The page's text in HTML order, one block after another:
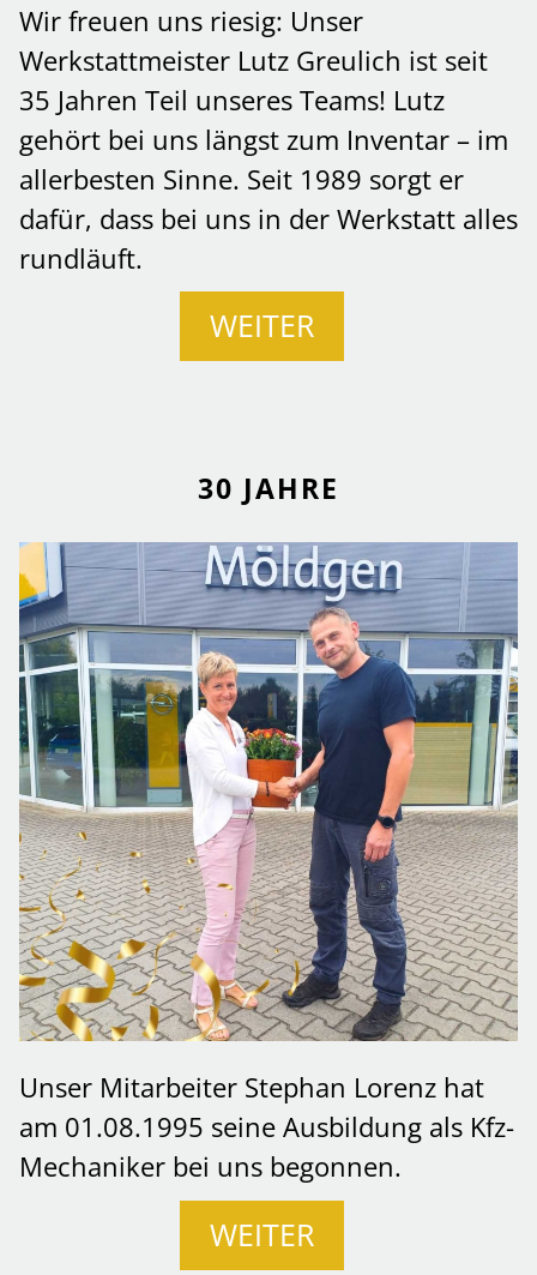
Wir freuen uns riesig: Unser
Werkstattmeister Lutz Greulich ist seit
35 Jahren Teil unseres Teams! Lutz
gehört bei uns längst zum Inventar – im
allerbesten Sinne. Seit 1989 sorgt er
dafür, dass bei uns in der Werkstatt alles
rundläuft.
WEITER
30 JAHRE
Unser Mitarbeiter Stephan Lorenz hat
am 01.08.1995 seine Ausbildung als Kfz-
Mechaniker bei uns begonnen.
WEITER